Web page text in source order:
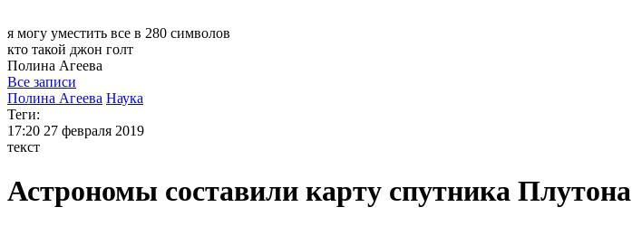
я могу уместить все в 280 символов
кто такой джон голт
Полина Агеева
Все записи
Полина Агеева Наука
Теги:
17:20 27 февраля 2019
текст
Астрономы составили карту спутника Плутона